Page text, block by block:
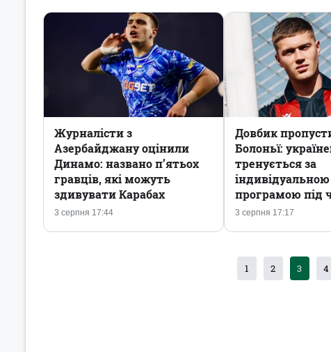
3 серпня 17:44
Журналісти з
Азербайджану оцінили
Динамо: названо п’ятьох
гравців, які можуть
здивувати Карабах
3 серпня 17:17
Довбик
Болоньї:
тренується за
індивідуальною
програмою під
1 2 3 4